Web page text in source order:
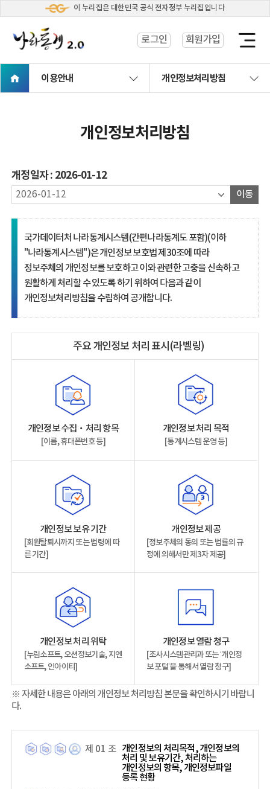
이 누리집은 대한민국 공식 전자정부 누리집입니다
로그인 회원가입
열
이용안내 개인정보처리방침
개인정보처리방침
개정일자 : 2026-01-12
이동
국가데이터처 나라통계시스템(간편나라통계도 포함)(이하
"나라통계시스템")은 개인정보 보호법 제30조에 따라
정보주체의 개인정보를 보호하고 이와 관련한 고충을 신속하고
원활하게 처리할 수 있도록 하기 위하여 다음과 같이
개인정보처리방침을 수립하여 공개합니다.
주요 개인정보 처리 표시(라벨링)
개인정보 수집‧처리 항목
[이름, 휴대폰번호 등]
개인정보 처리 목적
[통계시스템 운영 등]
개인정보 보유 기간
[회원탈퇴시까지 또는 법령에 따
른 기간]
개인정보 제공
[정보주체의 동의 또는 법률의 규
정에 의해서만 제3자 제공]
개인정보 처리 위탁
[누림소프트, 오션정보기술, 지엔
소프트, 인아이티]
개인정보 열람 청구
[조사시스템관리과 또는 ‘개인정
보 포털’을 통해서 열람 청구]
※ 자세한 내용은 아래의 개인정보 처리방침 본문을 확인하시기 바랍니
다.
제 01 조 개인정보의 처리목적, 개인정보의
처리 및 보유기간, 처리하는
개인정보의 항목, 개인정보파일
등록 현황